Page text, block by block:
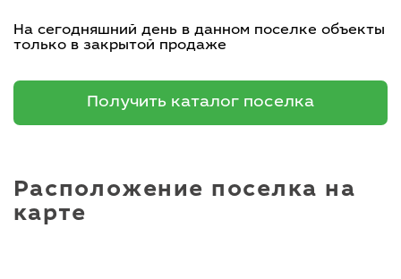
На сегодняшний день в данном поселке объекты
только в закрытой продаже
Получить каталог поселка
Расположение поселка на
карте